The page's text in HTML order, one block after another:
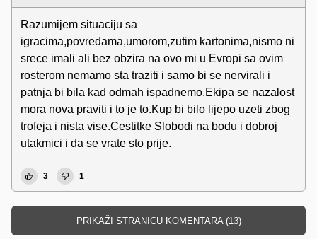
Razumijem situaciju sa
igracima,povredama,umorom,zutim kartonima,nismo ni
srece imali ali bez obzira na ovo mi u Evropi sa ovim
rosterom nemamo sta traziti i samo bi se nervirali i
patnja bi bila kad odmah ispadnemo.Ekipa se nazalost
mora nova praviti i to je to.Kup bi bilo lijepo uzeti zbog
trofeja i nista vise.Cestitke Slobodi na bodu i dobroj
utakmici i da se vrate sto prije.
3 1
PRIKAŽI STRANICU KOMENTARA (13)